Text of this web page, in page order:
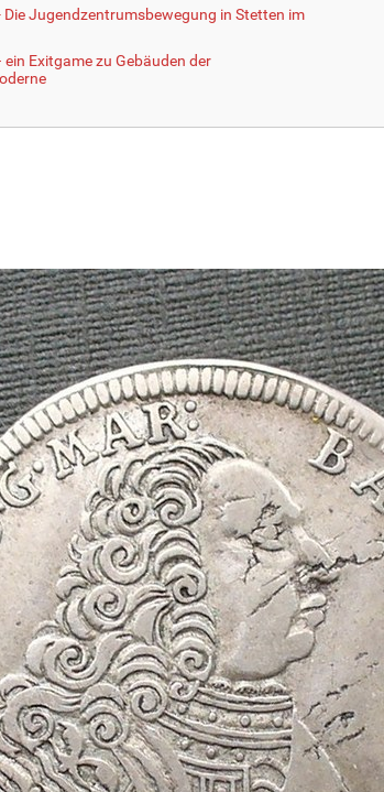
Die Jugendzentrumsbewegung in Stetten im
Exitgame zu Gebäuden der